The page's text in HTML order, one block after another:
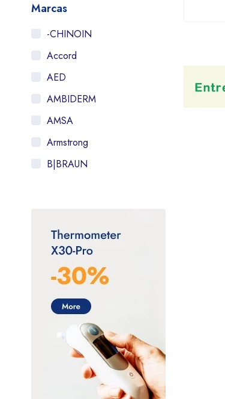
Marcas
-CHINOIN
Accord
AED
AMBIDERM
AMSA
Armstrong
B|BRAUN
Bruluagsa
Bruluart
Checkatek
CSL Behring
Dilon diagnostics
DL (Denti Lab)